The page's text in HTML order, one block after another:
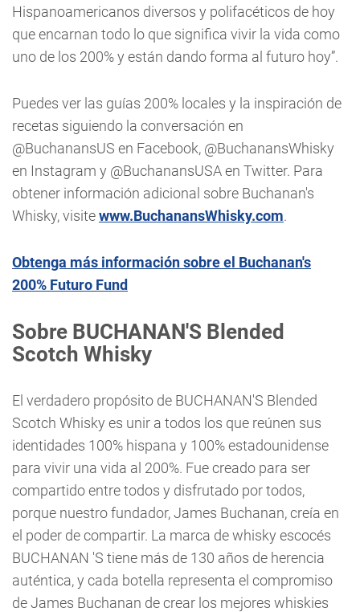
Hispanoamericanos diversos y polifacéticos de hoy
que encarnan todo lo que significa vivir la vida como
uno de los 200% y están dando forma al futuro hoy”.
Puedes ver las guías 200% locales y la inspiración de
recetas siguiendo la conversación en
@BuchanansUS en Facebook, @BuchanansWhisky
en Instagram y @BuchanansUSA en Twitter. Para
obtener información adicional sobre Buchanan's
Whisky, visitewww.BuchanansWhisky.com.
Obtenga más información sobre el Buchanan's
200% Futuro Fund
Sobre BUCHANAN'S Blended
Scotch Whisky
El verdadero propósito de BUCHANAN'S Blended
Scotch Whisky es unir a todos los que reúnen sus
identidades 100% hispana y 100% estadounidense
para vivir una vida al 200%. Fue creado para ser
compartido entre todos y disfrutado por todos,
porque nuestro fundador, James Buchanan, creía en
el poder de compartir. La marca de whisky escocés
BUCHANAN 'S tiene más de 130 años de herencia
auténtica, y cada botella representa el compromiso
de James Buchanan de crear los mejores whiskies